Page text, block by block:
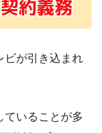
ビが引き込まれ
ていることが多